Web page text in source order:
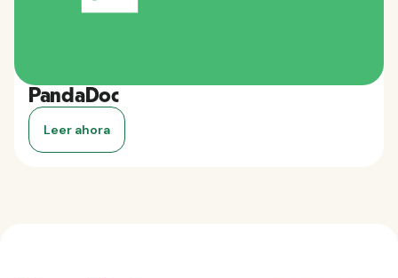
PandaDoc
Leer ahora